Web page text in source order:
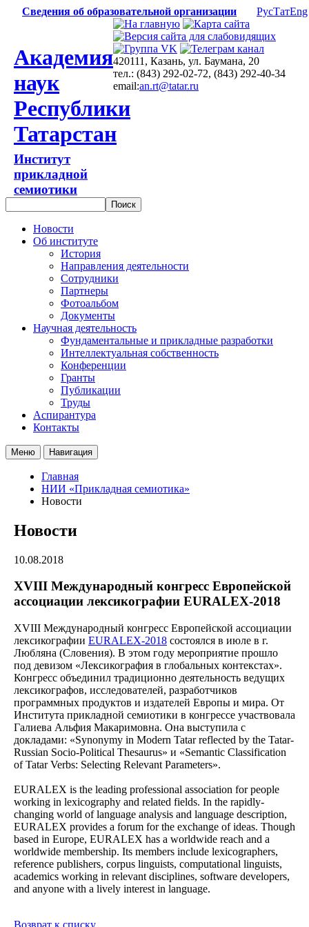
Сведения об образовательной организации РусТатEng
Академия
наук
Республики
Татарстан
Институт
прикладной
семиотики
420111, Казань, ул. Баумана, 20
тел.: (843) 292-02-72, (843) 292-40-34
email:an.rt@tatar.ru
Новости
Об институте
История
Направления деятельности
Сотрудники
Партнеры
Фотоальбом
Документы
Научная деятельность
Фундаментальные и прикладные разработки
Интеллектуальная собственность
Конференции
Гранты
Публикации
Труды
Аспирантура
Контакты
Меню Навигация
Главная
НИИ «Прикладная семиотика»
Новости
Новости
10.08.2018
XVIII Международный конгресс Европейской
ассоциации лексикографии EURALEX-2018
XVIII Международный конгресс Европейской ассоциации
лексикографии EURALEX-2018 состоялся в июле в г.
Любляна (Словения). В этом году мероприятие прошло
под девизом «Лексикография в глобальных контекстах».
Конгресс объединил традиционно деятельность ведущих
лексикографов, исследователей, разработчиков
программных продуктов и издателей Европы и мира. От
Института прикладной семиотики в конгрессе участвовала
Галиева Альфия Макаримовна. Она выступила с
докладами: «Synonymy in Modern Tatar reflected by the Tatar-
Russian Socio-Political Thesaurus» и «Semantic Classification
of Tatar Verbs: Selecting Relevant Parameters».
EURALEX is the leading professional association for people
working in lexicography and related fields. In the rapidly-
changing world of language analysis and language description,
EURALEX provides a forum for the exchange of ideas. Though
based in Europe, EURALEX has a worldwide reach and a
worldwide membership. Its members include lexicographers,
reference publishers, corpus linguists, computational linguists,
academics working in relevant disciplines, software developers,
and anyone with a lively interest in language.